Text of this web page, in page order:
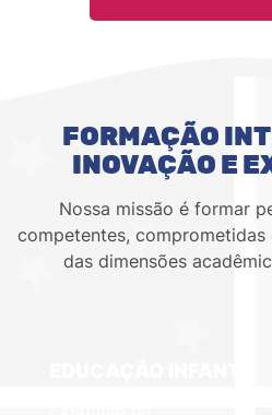
FORMAÇÃO
INOVAÇÃO E
Nossa missão é formar
competentes,
das dimensões